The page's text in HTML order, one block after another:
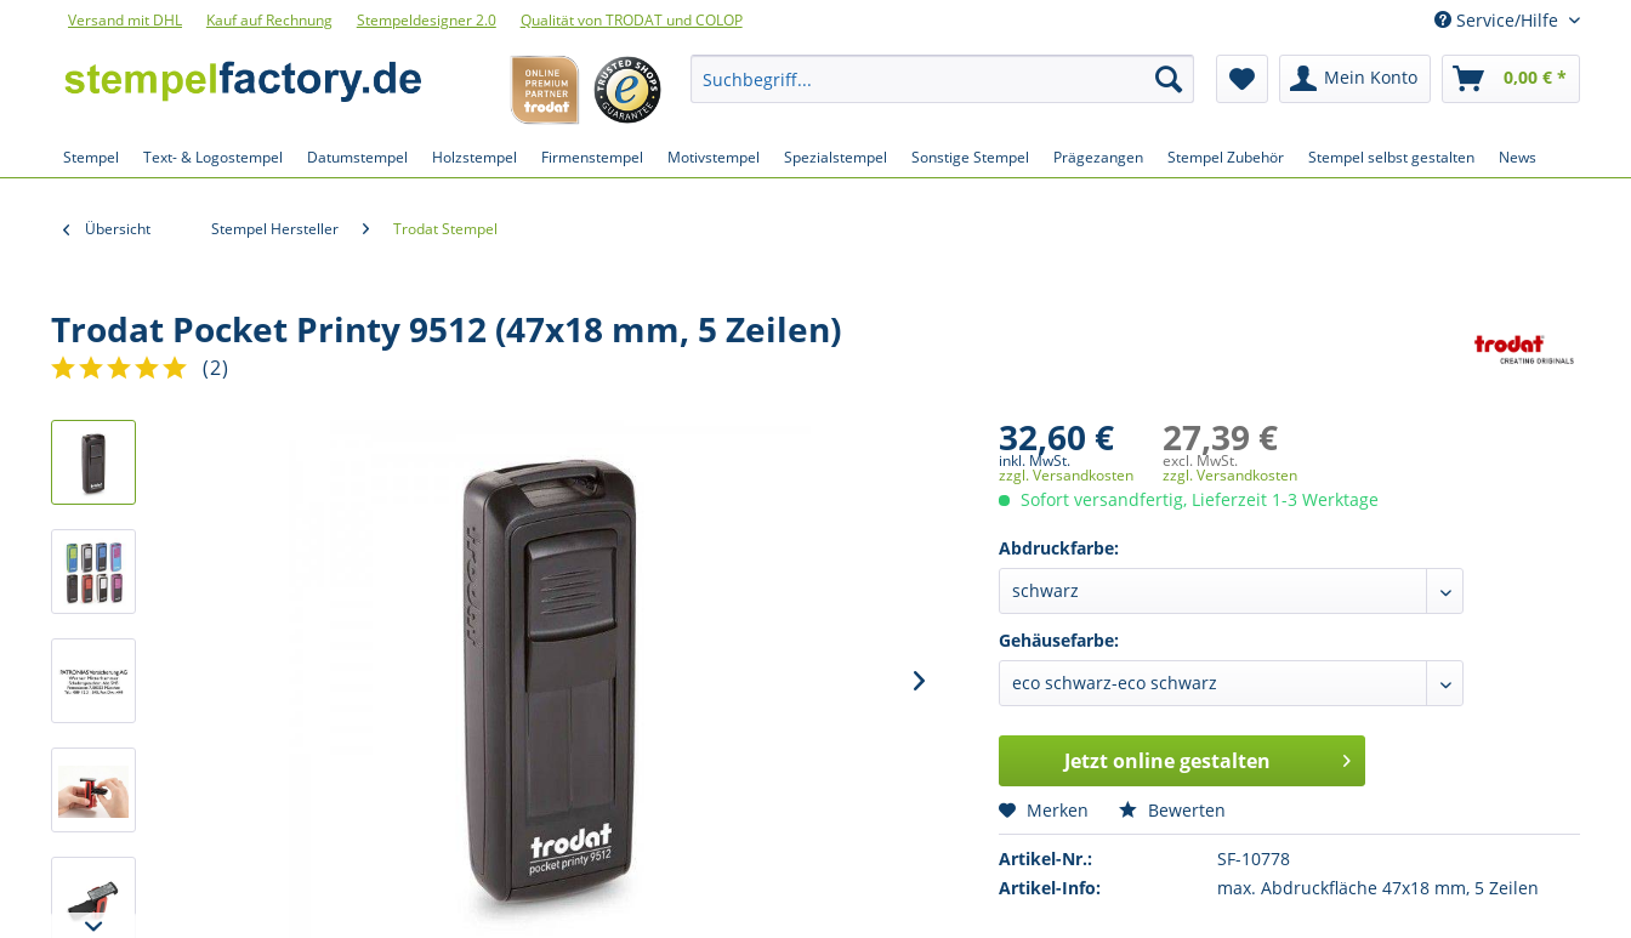
Versand mit DHL Kauf auf Rechnung Stempeldesigner 2.0 Qualität von TRODAT und COLOP Service/Hilfe
Mein Konto 0,00 € *
Stempel Text- & Logostempel Datumstempel Holzstempel Firmenstempel Motivstempel Spezialstempel Sonstige Stempel Prägezangen Stempel Zubehör Stempel selbst gestalten News
Übersicht Stempel Hersteller Trodat Stempel
Trodat Pocket Printy 9512 (47x18 mm, 5 Zeilen)
(2)
32,60 €
inkl. MwSt.
zzgl. Versandkosten
27,39 €
excl. MwSt.
zzgl. Versandkosten
Sofort versandfertig, Lieferzeit 1-3 Werktage
Abdruckfarbe:
Gehäusefarbe:
Jetzt online gestalten
Merken Bewerten
Artikel-Nr.:
SF-10778
Artikel-Info:
max. Abdruckfläche 47x18 mm, 5 Zeilen